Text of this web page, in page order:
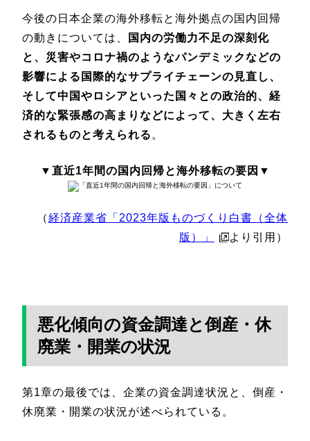
今後の日本企業の海外移転と海外拠点の国内回帰
の動きについては、
国内の労働力不足の深刻化
と、災害やコロナ禍のようなパンデミックなどの
影響による国際的なサプライチェーンの見直し、
そして中国やロシアといった国々との政治的、経
済的な緊張感の高まりなどによって、大きく左右
されるものと考えられる 。
▼直近1年間の国内回帰と海外移転の要因▼
（経済産業省「2023年版ものづくり白書（全体
版）」
より引用）
悪化傾向の資金調達と倒産・休
廃業・開業の状況
第1章の最後では、企業の資金調達状況と、倒産・
休廃業・開業の状況が述べられている。